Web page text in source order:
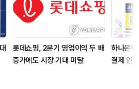
롯데쇼핑, 2분기 영업이익 두 배
증가에도 시장 기대 미달
하나은
결제 인